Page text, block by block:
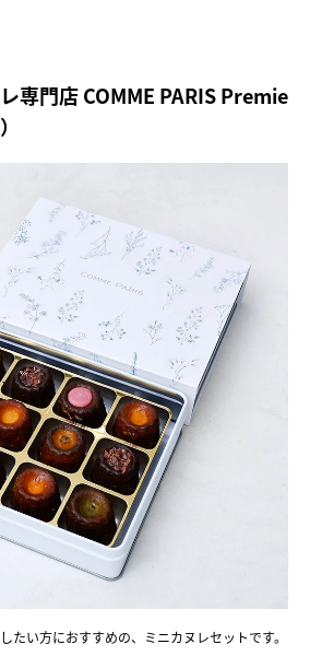
専門店 COMME PARIS Premie
たい方におすすめの、ミニカヌレセットです。